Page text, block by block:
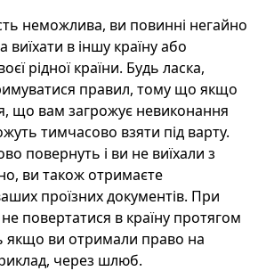
неможлива, ви повинні негайно
виїхати в іншу країну або
рідної країни. Будь ласка,
правил, тому що якщо
що вам загрожує невиконання
тимчасово взяти під варту.
повернуть і ви не виїхали з
ви також отримаєте
проїзних документів. При
повертатися в країну протягом
якщо ви отримали право на
через шлюб.